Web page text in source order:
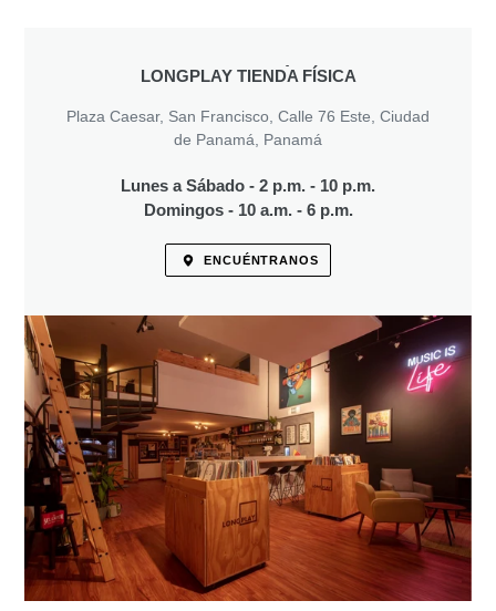
UBICACIÓN
LONGPLAY TIENDA FÍSICA
Plaza Caesar, San Francisco, Calle 76 Este, Ciudad
de Panamá, Panamá
Lunes a Sábado - 2 p.m. - 10 p.m.
Domingos - 10 a.m. - 6 p.m.
ENCUÉNTRANOS